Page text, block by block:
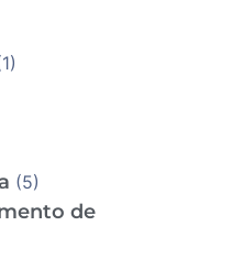
(5)
de